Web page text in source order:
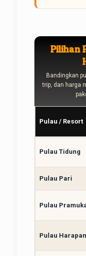
Pilihan
Bandingkan
trip, dan harga
Pulau / Resort
Pulau Tidung
Pulau Pari
Pulau
Pulau Harapan